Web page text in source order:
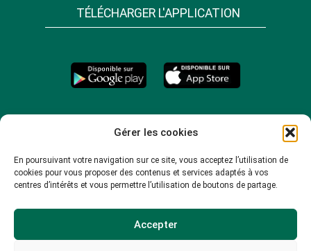
Gérer les cookies
En poursuivant votre navigation sur ce site, vous acceptez l’utilisation de
cookies pour vous proposer des contenus et services adaptés à vos
centres d’intérêts et vous permettre l’utilisation de boutons de partage.
Accepter
TÉLÉCHARGER L'APPLICATION